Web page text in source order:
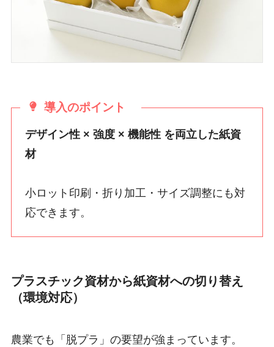
導入のポイント
デザイン性 × 強度 × 機能性 を両立した紙資
材
小ロット印刷・折り加工・サイズ調整にも対
応できます。
プラスチック資材から紙資材への切り替え
（環境対応）
農業でも「脱プラ」の要望が強まっています。